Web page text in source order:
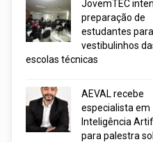
JovemTEC
preparação de
estudantes
vestibulinhos
escolas técnicas
AEVAL recebe
especialista em
Inteligência
para palestra